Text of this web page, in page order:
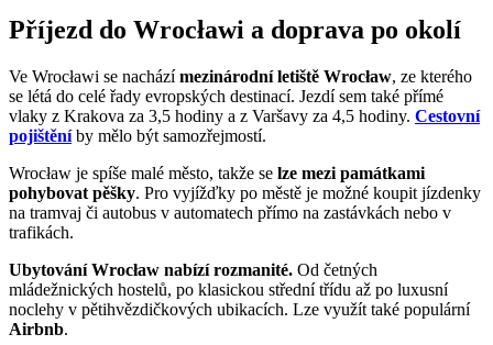
Příjezd do Wrocławi a doprava po okolí
Ve Wrocławi se nacházímezinárodní letiště Wrocław, ze kterého
se létá do celé řady evropských destinací. Jezdí sem také přímé
vlaky z Krakova za 3,5 hodiny a z Varšavy za 4,5 hodiny. Cestovní
pojištěníby mělo být samozřejmostí.
Wrocław je spíše malé město, takže se lze mezi památkami
pohybovat pěšky. Pro vyjížďky po městě je možné koupit jízdenky
na tramvaj či autobus v automatech přímo na zastávkách nebo v
trafikách.
Ubytování Wrocław nabízí rozmanité. Od četných
mládežnických hostelů, po klasickou střední třídu až po luxusní
noclehy v pětihvězdičkových ubikacích. Lze využít také populární
Airbnb.